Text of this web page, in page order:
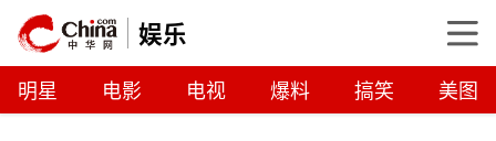
娱乐
明星 电影 电视 爆料 搞笑 美图